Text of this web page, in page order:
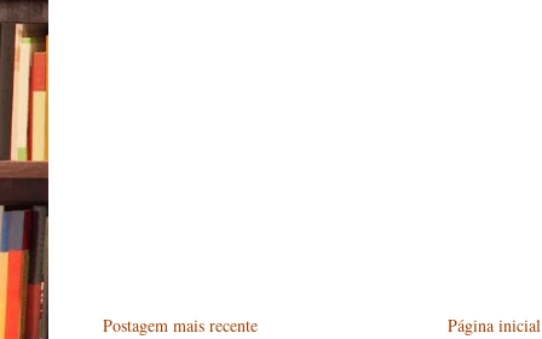
Postagem mais recente Página inicial